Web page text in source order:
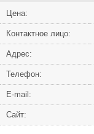
Цена:
Контактное лицо:
Адрес:
Телефон:
Е-mail:
Сайт: